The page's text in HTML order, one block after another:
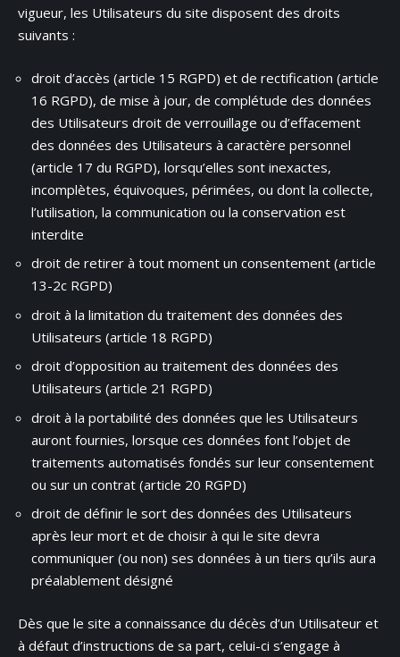
vigueur, les Utilisateurs du site disposent des droits
suivants :
droit d’accès (article 15 RGPD) et de rectification (article
16 RGPD), de mise à jour, de complétude des données
des Utilisateurs droit de verrouillage ou d’effacement
des données des Utilisateurs à caractère personnel
(article 17 du RGPD), lorsqu’elles sont inexactes,
incomplètes, équivoques, périmées, ou dont la collecte,
l’utilisation, la communication ou la conservation est
interdite
droit de retirer à tout moment un consentement (article
13-2c RGPD)
droit à la limitation du traitement des données des
Utilisateurs (article 18 RGPD)
droit d’opposition au traitement des données des
Utilisateurs (article 21 RGPD)
droit à la portabilité des données que les Utilisateurs
auront fournies, lorsque ces données font l’objet de
traitements automatisés fondés sur leur consentement
ou sur un contrat (article 20 RGPD)
droit de définir le sort des données des Utilisateurs
après leur mort et de choisir à qui le site devra
communiquer (ou non) ses données à un tiers qu’ils aura
préalablement désigné
Dès que le site a connaissance du décès d’un Utilisateur et
à défaut d’instructions de sa part, celui-ci s’engage à